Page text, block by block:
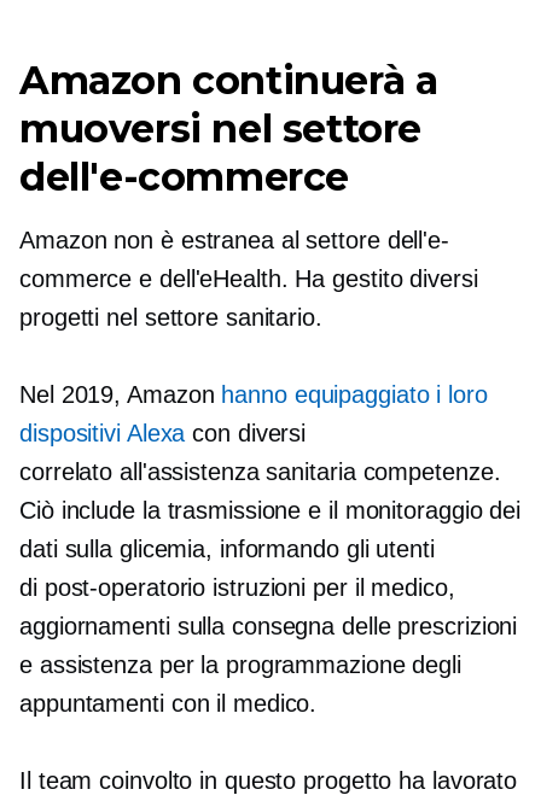
Amazon continuerà a
muoversi nel settore
dell'e-commerce
Amazon non è estranea al settore dell'e-
commerce e dell'eHealth. Ha gestito diversi
progetti nel settore sanitario.
Nel 2019, Amazon hanno equipaggiato i loro
dispositivi Alexa con diversi
correlato all'assistenza sanitariacompetenze.
Ciò include la trasmissione e il monitoraggio dei
dati sulla glicemia, informando gli utenti
di post-operatorio istruzioni per il medico,
aggiornamenti sulla consegna delle prescrizioni
e assistenza per la programmazione degli
appuntamenti con il medico.
Il team coinvolto in questo progetto ha lavorato